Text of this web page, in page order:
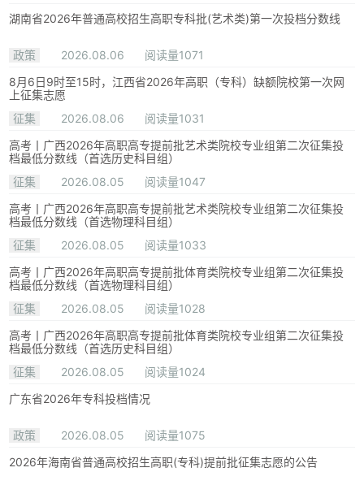
湖南省2026年普通高校招生高职专科批(艺术类)第一次投档分数线
政策 2026.08.06
阅读量1071
8月6日9时至15时，江西省2026年高职（专科）缺额院校第一次网
上征集志愿
征集
2026.08.06
阅读量1031
高考丨广西2026年高职高专提前批艺术类院校专业组第二次征集投
档最低分数线（首选历史科目组）
征集
2026.08.05
阅读量1047
高考丨广西2026年高职高专提前批艺术类院校专业组第二次征集投
档最低分数线（首选物理科目组）
征集
2026.08.05
阅读量1033
高考丨广西2026年高职高专提前批体育类院校专业组第二次征集投
档最低分数线（首选物理科目组）
征集
2026.08.05
阅读量1028
高考丨广西2026年高职高专提前批体育类院校专业组第二次征集投
档最低分数线（首选历史科目组）
征集
2026.08.05
阅读量1024
广东省2026年专科投档情况
政策 2026.08.05
阅读量1075
2026年海南省普通高校招生高职(专科)提前批征集志愿的公告